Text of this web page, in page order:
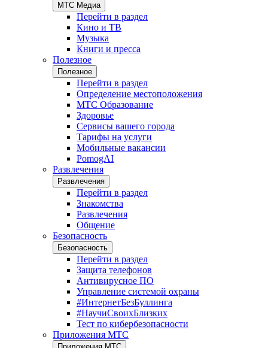
МТС Медиа
Перейти в раздел
Кино и ТВ
Музыка
Книги и пресса
Полезное
Полезное
Перейти в раздел
Определение местоположения
МТС Образование
Здоровье
Сервисы вашего города
Тарифы на услуги
Мобильные вакансии
PomogAI
Развлечения
Развлечения
Перейти в раздел
Знакомства
Развлечения
Общение
Безопасность
Безопасность
Перейти в раздел
Защита телефонов
Антивирусное ПО
Управление системой охраны
#ИнтернетБезБуллинга
#НаучиСвоихБлизких
Тест по кибербезопасности
Приложения МТС